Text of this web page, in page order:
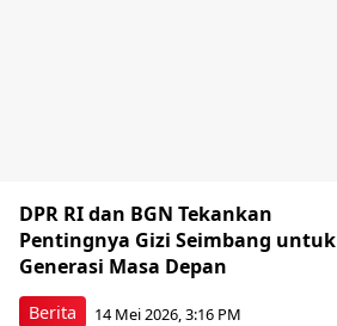
Berita
DPR RI dan BGN Tekankan
Pentingnya Gizi Seimbang untuk
Generasi Masa Depan
14 Mei 2026, 3:16 PM